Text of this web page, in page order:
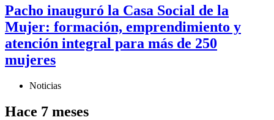
Pacho inauguró la Casa Social de la
Mujer: formación, emprendimiento y
atención integral para más de 250
mujeres
Noticias
Hace 7 meses